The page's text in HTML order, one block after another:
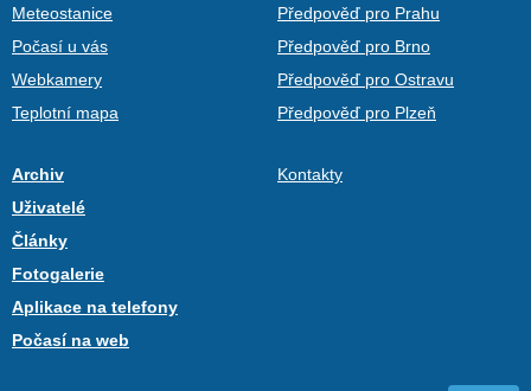
Meteostanice
Počasí u vás
Webkamery
Teplotní mapa
Předpověď pro Prahu
Předpověď pro Brno
Předpověď pro Ostravu
Předpověď pro Plzeň
Archiv
Uživatelé
Články
Fotogalerie
Aplikace na telefony
Počasí na web
Kontakty